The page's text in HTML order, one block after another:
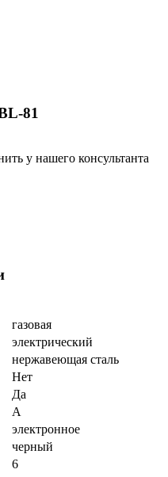
81
у нашего консультанта
газовая
электрический
нержавеющая сталь
Нет
Да
A
электронное
черный
6